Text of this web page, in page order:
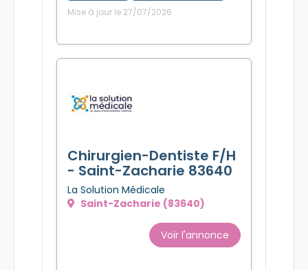
Mise à jour le 27/07/2026
Chirurgien-Dentiste F/H
- Saint-Zacharie 83640
La Solution Médicale
Saint-Zacharie (83640)
Voir l'annonce